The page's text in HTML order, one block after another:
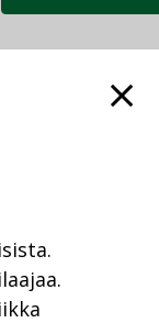
Refair
NIMITYKSET